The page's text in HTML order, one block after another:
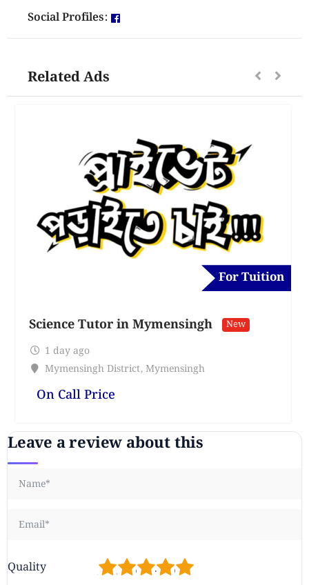
Social Profiles:
Related Ads
For Tuition
Science Tutor in Mymensingh New
1 day ago
Mymensingh District, Mymensingh
On Call Price
Leave a review about this
Quality 5
4
3
2